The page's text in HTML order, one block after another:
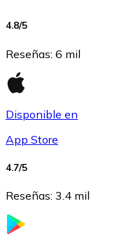
4.8/5
Reseñas: 6 mil
Disponible en
App Store
4.7/5
Reseñas: 3.4 mil